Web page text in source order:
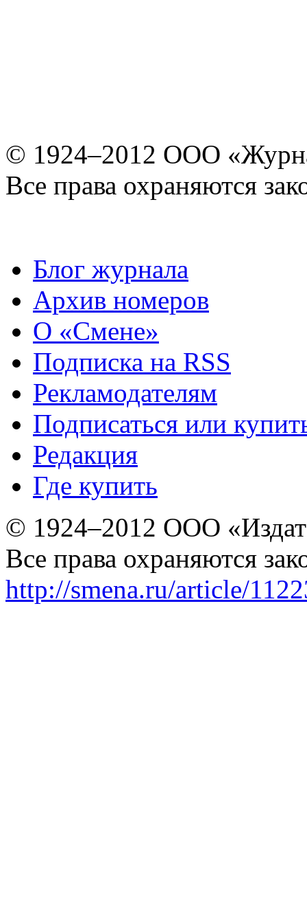
© 1924–2012 ООО
Все права охраняются
Блог журнала
Архив номеров
О «Смене»
Подписка на RSS
Рекламодателям
Подписаться или
Редакция
Где купить
© 1924–2012 ООО
Все права охраняются
http://smena.ru/article/